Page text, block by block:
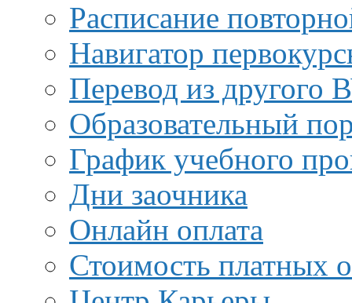
Расписание
Навигатор
Перевод из другого
Образовательный
График учебного
Дни заочника
Онлайн оплата
Стоимость платных